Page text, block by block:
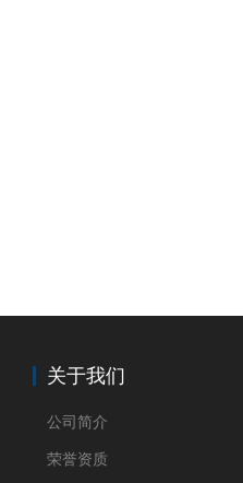
关于我们
公司简介
荣誉资质